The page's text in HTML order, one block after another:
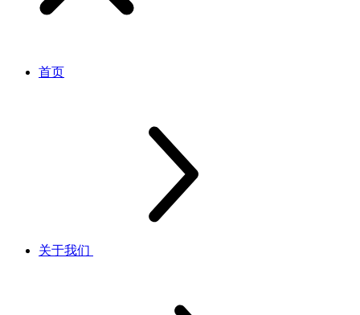
首页
关于我们